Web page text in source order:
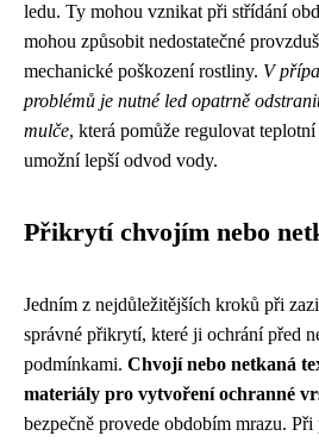
ledu. Ty mohou vznikat při střídání
mohou způsobit nedostatečné
mechanické poškození rostliny. V
problémů je nutné led opatrně
mulče, která pomůže regulovat
umožní lepší odvod vody.
Přikrytí chvojím nebo
Jedním z nejdůležitějších kroků při
správné přikrytí, které ji ochrání před
podmínkami. Chvojí nebo netkaná
materiály pro vytvoření ochranné
bezpečně provede obdobím mrazu.